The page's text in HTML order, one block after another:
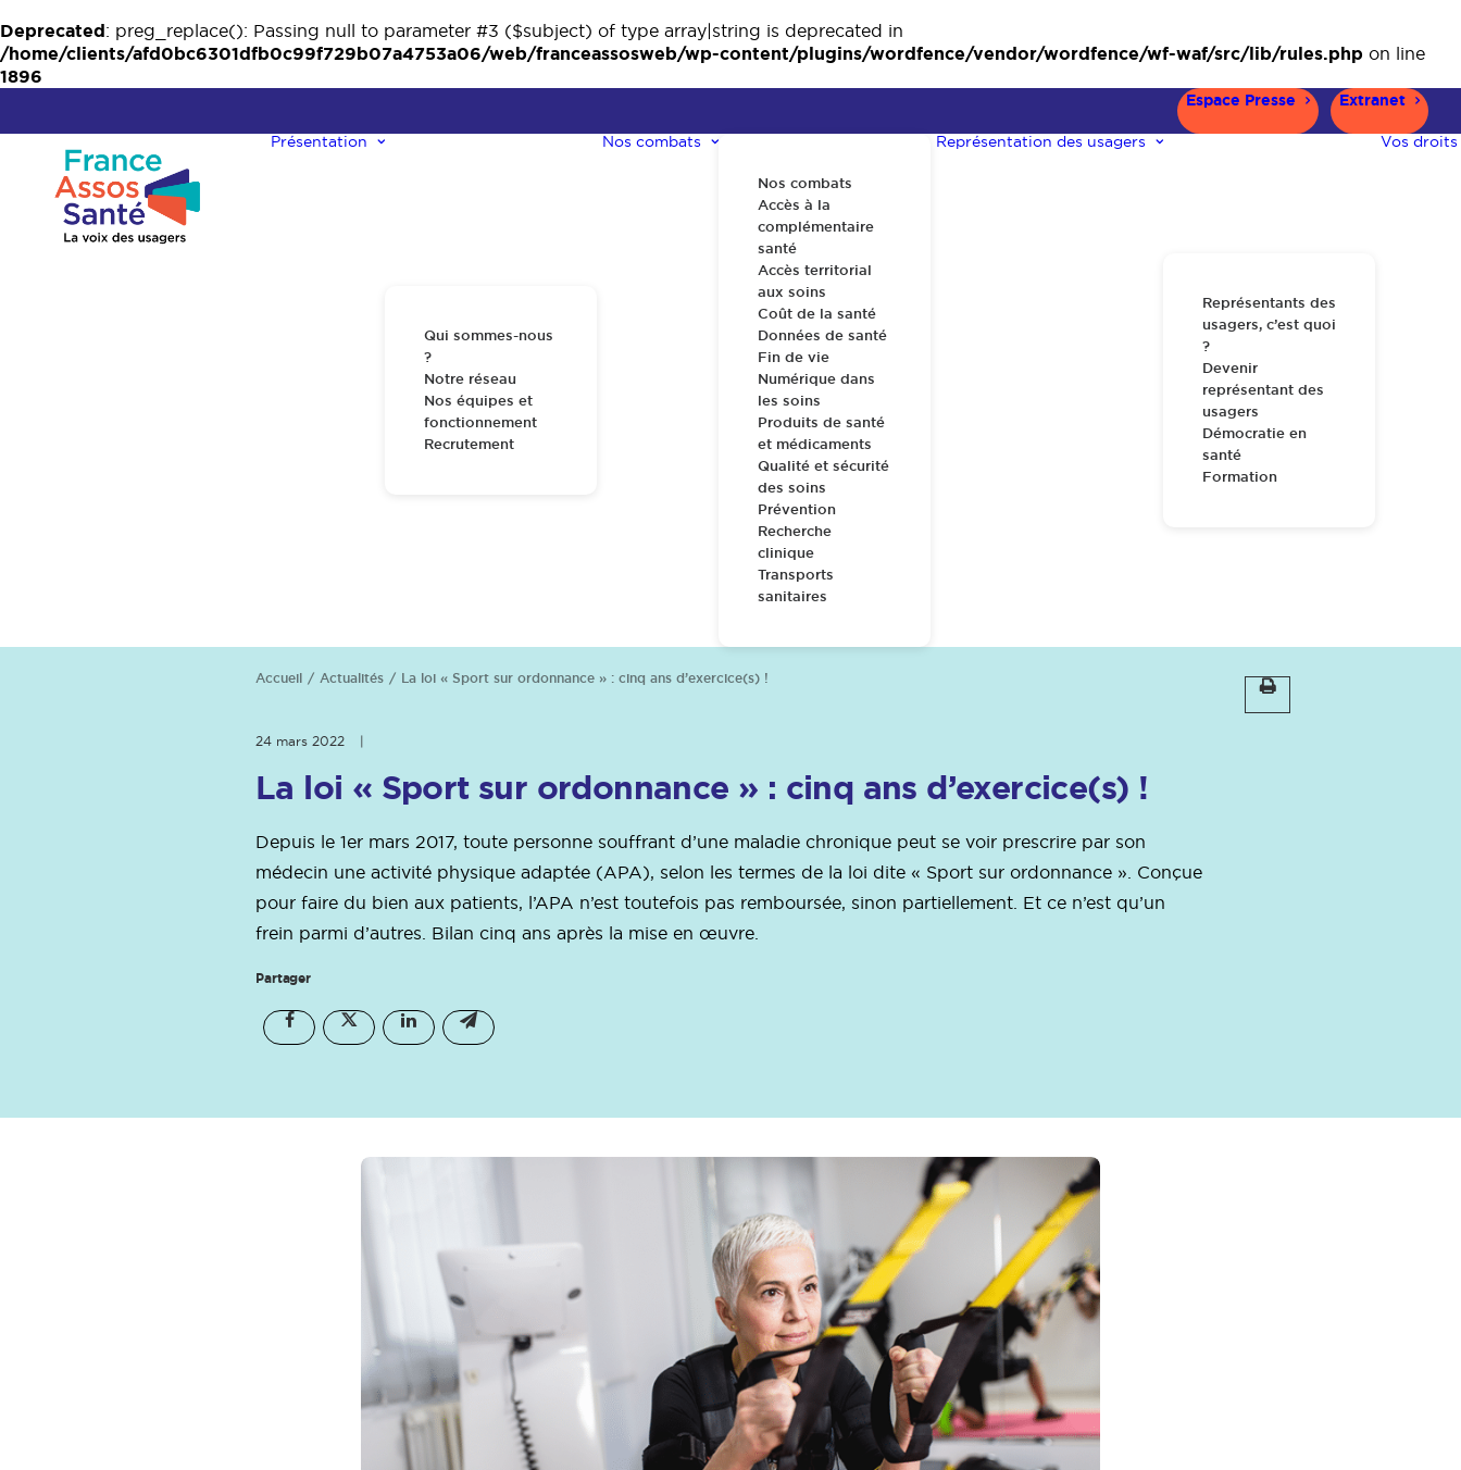
Deprecated: preg_replace(): Passing null to parameter #3 ($subject) of type array|string is deprecated in
/home/clients/afd0bc6301dfb0c99f729b07a4753a06/web/franceassosweb/wp-content/plugins/wordfence/vendor/wordfence/wf-waf/src/lib/rules.php on line
1896
Espace Presse Extranet
Présentation
Qui sommes-nous
?
Notre réseau
Nos équipes et
fonctionnement
Recrutement
Nos combats
Nos combats
Accès à la
complémentaire
santé
Accès territorial
aux soins
Coût de la santé
Données de santé
Fin de vie
Numérique dans
les soins
Produits de santé
et médicaments
Qualité et sécurité
des soins
Prévention
Recherche
clinique
Transports
sanitaires
Représentation des usagers
Représentants des
usagers, c’est quoi
?
Devenir
représentant des
usagers
Démocratie en
santé
Formation
Vos droits
Accueil Actualités La loi « Sport sur ordonnance » : cinq ans d’exercice(s) !
24 mars 2022 |
La loi « Sport sur ordonnance » : cinq ans d’exercice(s) !
Depuis le 1er mars 2017, toute personne souffrant d’une maladie chronique peut se voir prescrire par son
médecin une activité physique adaptée (APA), selon les termes de la loi dite « Sport sur ordonnance ». Conçue
pour faire du bien aux patients, l’APA n’est toutefois pas remboursée, sinon partiellement. Et ce n’est qu’un
frein parmi d’autres. Bilan cinq ans après la mise en œuvre.
Partager